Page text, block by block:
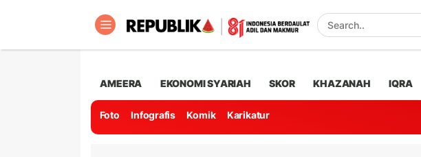
AMEERA EKONOMI SYARIAH SKOR KHAZANAH IQRA
Foto Infografis Komik Karikatur